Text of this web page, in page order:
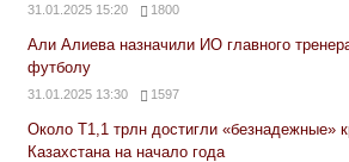
31.01.2025 15:20 1800
Али Алиева назначили ИО главного
футболу
31.01.2025 13:30 1597
Около Т1,1 трлн достигли «безнадежные»
Казахстана на начало года